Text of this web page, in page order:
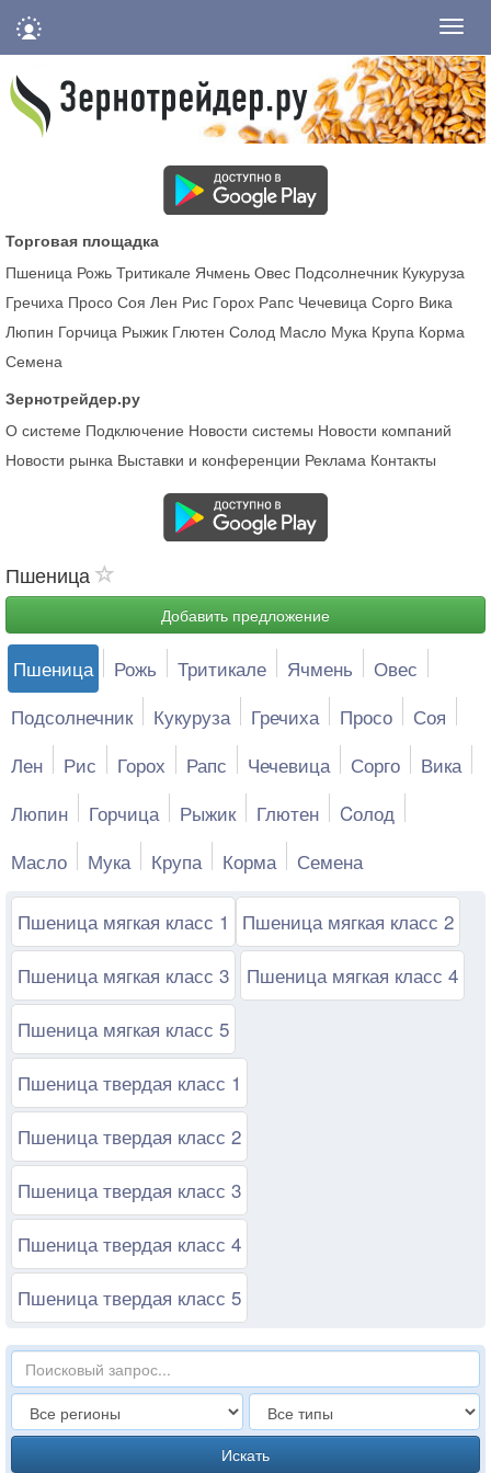
Торговая площадка
Пшеница Рожь Тритикале Ячмень Овес Подсолнечник Кукуруза
Гречиха Просо Соя Лен Рис Горох Рапс Чечевица Сорго Вика
Люпин Горчица Рыжик Глютен Солод Масло Мука Крупа Корма
Семена
Зернотрейдер.ру
О системе Подключение Новости системы Новости компаний
Новости рынка Выставки и конференции Реклама Контакты
Пшеница
Добавить предложение
Пшеница Рожь Тритикале Ячмень
Овес
Подсолнечник
Кукуруза Гречиха Просо
Соя
Лен
Рис Горох Рапс Чечевица Сорго
Вика
Люпин
Горчица Рыжик Глютен
Cолод
Масло
Мука Крупа Корма Семена
Пшеница мягкая класс 1
Пшеница мягкая класс 2
Пшеница мягкая класс 3
Пшеница мягкая класс 4
Пшеница мягкая класс 5
Пшеница твердая класс 1
Пшеница твердая класс 2
Пшеница твердая класс 3
Пшеница твердая класс 4
Пшеница твердая класс 5
Искать